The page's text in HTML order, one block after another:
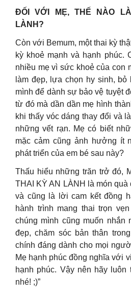
ĐỐI VỚI MẸ, THẾ NÀO
LÀNH?
Còn với Bemum, một thai kỳ
kỳ khoẻ mạnh và hạnh phúc.
nhiều mẹ vì sức khoẻ của con
làm đẹp, lựa chọn hy sinh,
mình để dành sự bảo vệ tuyệt
từ đó mà dần dần mẹ hình
khi thấy vóc dáng thay đổi và
những vết rạn. Mẹ có biết
mặc cảm cũng ảnh hưởng ít
phát triển của em bé sau này?
Thấu hiểu những trăn trở đó,
THAI KỲ AN LÀNH là món
và cũng là lời cam kết đồng
hành trình mang thai trọn
chúng mình cũng muốn nhắn
đẹp, chăm sóc bản thân
chính đáng dành cho mọi
Mẹ hạnh phúc đồng nghĩa với
hạnh phúc. Vậy nên hãy
nhé! ;)”